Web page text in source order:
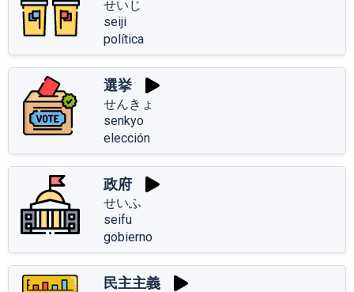
せいじ
seiji
política
選挙
せんきょ
senkyo
elección
政府
せいふ
seifu
gobierno
民主主義